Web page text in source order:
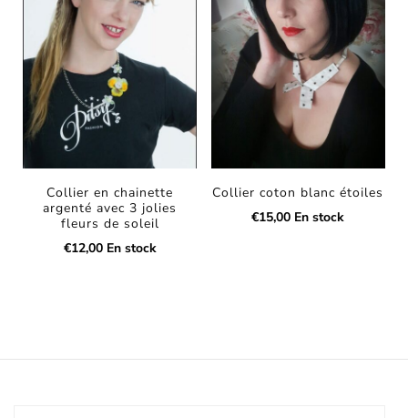
Collier en chainette
argenté avec 3 jolies
fleurs de soleil
€12,00 En stock
Collier coton blanc étoiles
€15,00 En stock